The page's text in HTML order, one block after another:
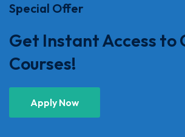
Special Offer
Get Instant Access to
Courses!
Apply Now